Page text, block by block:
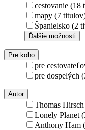
cestovanie (18
mapy (7
Španielsko (2
Ďalšie možnosti
Pre koho
pre
pre dospelých
Autor
Thomas
Lonely Planet
Anthony Ham